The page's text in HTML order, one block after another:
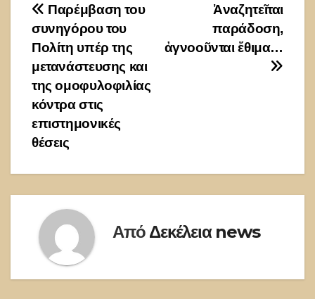
Πλοήγηση
άρθρων
Ἀναζητεῖται
παράδοση,
ἀγνοοῦνται ἔθιμα…
Παρέμβαση του
συνηγόρου του
Πολίτη υπέρ της
μετανάστευσης και
της ομοφυλοφιλίας
κόντρα στις
επιστημονικές
θέσεις
Από Δεκέλεια news